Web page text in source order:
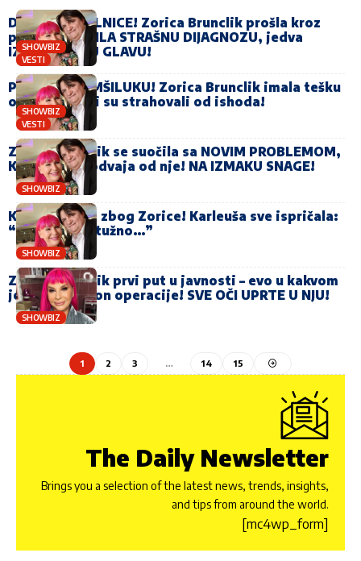
SHOWBIZ
VESTI
DRAMA IZ BOLNICE! Zorica Brunclik prošla kroz
pakao, OTKRILA STRAŠNU DIJAGNOZU, jedva
IZVUKLA ŽIVU GLAVU!
SHOWBIZ
VESTI
PANIKA U KOMŠILUKU! Zorica Brunclik imala tešku
operaciju, svi su strahovali od ishoda!
SHOWBIZ
Zorica Brunclik se suočila sa NOVIM PROBLEMOM,
Kemiš se ne odvaja od nje! NA IZMAKU SNAGE!
SHOWBIZ
Kemiš plakao zbog Zorice! Karleuša sve ispričala:
“Bilo je jako tužno…”
SHOWBIZ
Zorica Brunclik prvi put u javnosti – evo u kakvom
je stanju nakon operacije! SVE OČI UPRTE U NJU!
1 2 3 … 14 15
The Daily Newsletter
Brings you a selection of the latest news, trends, insights,
and tips from around the world.
[mc4wp_form]